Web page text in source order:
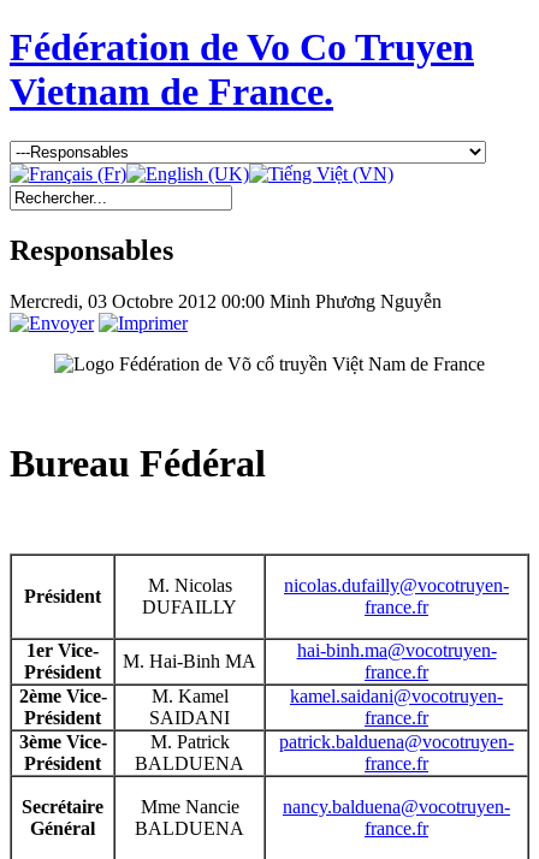
Fédération de Vo Co Truyen
Vietnam de France.
Responsables
Mercredi, 03 Octobre 2012 00:00 Minh Phương Nguyễn
Bureau Fédéral
Président
M. Nicolas
DUFAILLY
nicolas.dufailly@vocotruyen-
france.fr
1er Vice-
Président
M. Hai-Binh MA
hai-binh.ma@vocotruyen-
france.fr
2ème Vice-
Président
M. Kamel
SAIDANI
kamel.saidani@vocotruyen-
france.fr
3ème Vice-
Président
M. Patrick
BALDUENA
patrick.balduena@vocotruyen-
france.fr
Secrétaire
Général
Mme Nancie
BALDUENA
nancy.balduena@vocotruyen-
france.fr